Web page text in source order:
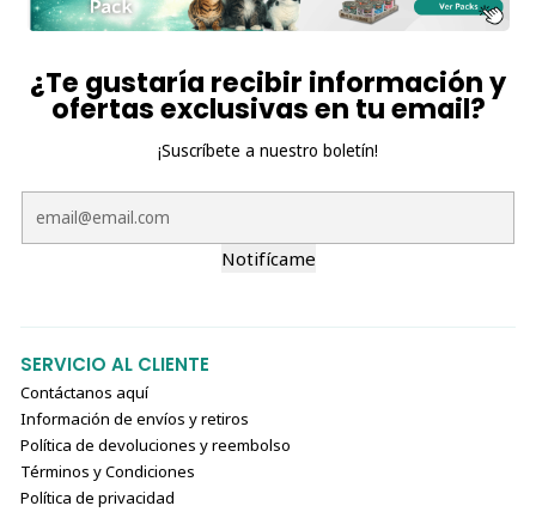
¿Te gustaría recibir información y
ofertas exclusivas en tu email?
¡Suscríbete a nuestro boletín!
Notifícame
SERVICIO AL CLIENTE
Contáctanos aquí
Información de envíos y retiros
Política de devoluciones y reembolso
Términos y Condiciones
Política de privacidad